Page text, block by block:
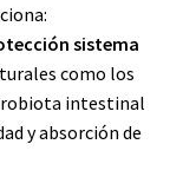
sistema
como los
intestinal
y absorción de